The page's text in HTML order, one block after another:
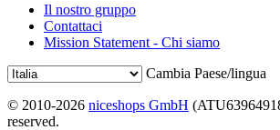
Il nostro gruppo
Contattaci
Mission Statement - Chi siamo
Cambia Paese/lingua
© 2010-2026 niceshops GmbH
reserved.